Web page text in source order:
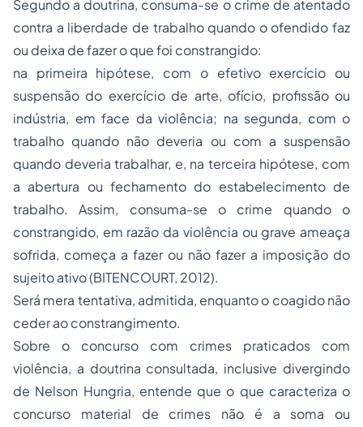
Segundo a doutrina, consuma-se o crime de atentado
contra a liberdade de trabalho quando o ofendido faz
ou deixa de fazer o que foi constrangido:
na primeira hipótese, com o efetivo exercício ou
suspensão do exercício de arte, ofício, profissão ou
indústria, em face da violência; na segunda, com o
trabalho quando não deveria ou com a suspensão
quando deveria trabalhar, e, na terceira hipótese, com
a abertura ou fechamento do estabelecimento de
trabalho. Assim, consuma-se o crime quando o
constrangido, em razão da violência ou grave ameaça
sofrida, começa a fazer ou não fazer a imposição do
sujeito ativo (BITENCOURT, 2012).
Será mera tentativa, admitida, enquanto o coagido não
ceder ao constrangimento.
Sobre o concurso com crimes praticados com
violência, a doutrina consultada, inclusive divergindo
de Nelson Hungria, entende que o que caracteriza o
concurso material de crimes não é a soma ou